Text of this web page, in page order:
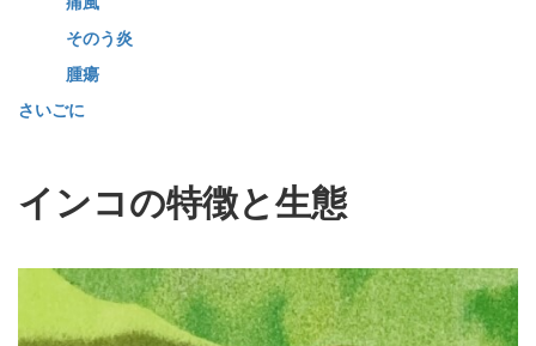
そのう炎
腫瘍
さいごに
インコの特徴と生態